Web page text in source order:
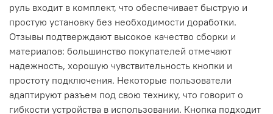
руль входит в комплект, что обеспечивает быструю и
простую установку без необходимости доработки.
Отзывы подтверждают высокое качество сборки и
материалов: большинство покупателей отмечают
надежность, хорошую чувствительность кнопки и
простоту подключения. Некоторые пользователи
адаптируют разъем под свою технику, что говорит о
гибкости устройства в использовании. Кнопка подходит